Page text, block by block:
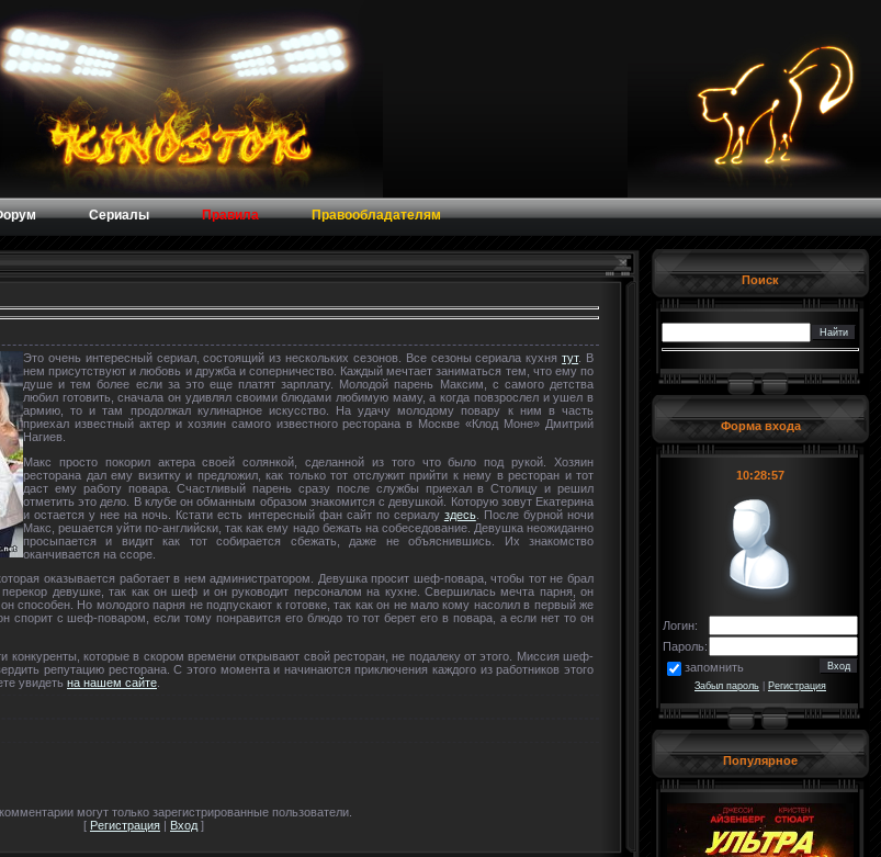
Сериалы Правила Правообладателям
Это очень интересный сериал, состоящий из нескольких сезонов. Все сезоны сериала кухнятут. В
нем присутствуют и любовь и дружба и соперничество. Каждый мечтает заниматься тем, что ему по
душе и тем более если за это еще платят зарплату. Молодой парень Максим, с самого детства
любил готовить, сначала он удивлял своими блюдами любимую маму, а когда повзрослел и ушел в
армию, то и там продолжал кулинарное искусство. На удачу молодому повару к ним в часть
приехал известный актер и хозяин самого известного ресторана в Москве «Клод Моне» Дмитрий
Нагиев.
Макс просто покорил актера своей солянкой, сделанной из того что было под рукой. Хозяин
ресторана дал ему визитку и предложил, как только тот отслужит прийти к нему в ресторан и тот
даст ему работу повара. Счастливый парень сразу после службы приехал в Столицу и решил
отметить это дело. В клубе он обманным образом знакомится с девушкой. Которую зовут Екатерина
и остается у нее на ночь. Кстати есть интересный фан сайт по сериалу здесь. После бурной ночи
Макс, решается уйти по-английски, так как ему надо бежать на собеседование. Девушка неожиданно
просыпается и видит как тот собирается сбежать, даже не объяснившись. Их знакомство
оканчивается на ссоре.
оказывается работает в нем администратором. Девушка просит шеф-повара, чтобы тот не брал
девушке, так как он шеф и он руководит персоналом на кухне. Свершилась мечта парня, он
способен. Но молодого парня не подпускают к готовке, так как он не мало кому насолил в первый же
спорит с шеф-поваром, если тому понравится его блюдо то тот берет его в повара, а если нет то он
которые в скором времени открывают свой ресторан, не подалеку от этого. Миссия шеф-
репутацию ресторана. С этого момента и начинаются приключения каждого из работников этого
увидеть на нашем сайте
могут только зарегистрированные пользователи.
[ Регистрация | Вход ]
Поиск
Форма входа
10:28:57
Логин:
Пароль:
запомнить
Забыл пароль Регистрация
Популярное